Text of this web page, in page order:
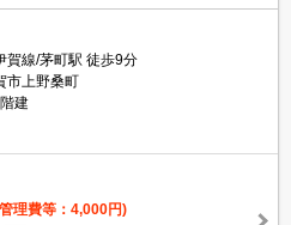
賀線/茅町駅 徒歩9分
市上野桑町
建
理費等：4,000円)